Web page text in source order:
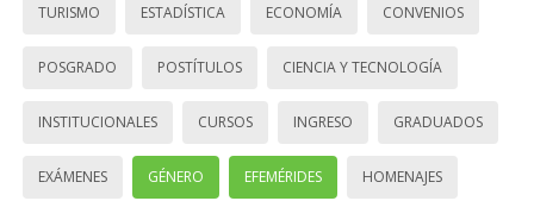
TURISMO ESTADÍSTICA ECONOMÍA CONVENIOS
POSGRADO POSTÍTULOS CIENCIA Y TECNOLOGÍA
INSTITUCIONALES CURSOS INGRESO GRADUADOS
EXÁMENES GÉNERO EFEMÉRIDES HOMENAJES